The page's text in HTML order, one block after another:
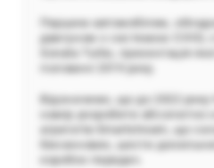
Першим автомобілем,
двигуном з системою CVVD,
Sonata Turbo, презентація
половині 2019 року.
Відзначимо, що до 2022
намір розробити абсолютно
агрегатів Smartstream, що
бензинових, шести
коробок передач.